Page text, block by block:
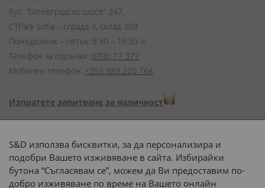
бул. “Ботевградско шосе” 247,
CTPark Sofia – сграда 3, склад 303
Понеделник – петък: 8:30 – 16:30 ч.
Телефон за поръчки: 0700 17 377
Мобилен телефон: +359 889 220 764
Изпратете запитване за наличност
Начини на плащане:
S&D използва бисквитки, за да персонализира и
подобри Вашето изживяване в сайта. Избирайки
бутона “Съгласявам се”, можем да Ви предоставим по-
добро изживяване по време на Вашето онлайн